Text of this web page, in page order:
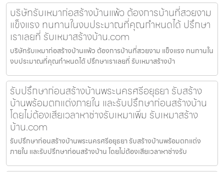
บริษัทรับเหมาก่อสร้างบ้านแพ้ว ต้องการบ้านที่สวยงาม
แข็งแรง ทนทานในงบประมาณที่คุณกำหนดได้ ปรึกษา
เราเลยที่ รับเหมาสร้างบ้าน.com
บริษัทรับเหมาก่อสร้างบ้านแพ้ว ต้องการบ้านที่สวยงาม แข็งแรง ทนทานใน
งบประมาณที่คุณกำหนดได้ ปรึกษาเราเลยที่ รับเหมาสร้างบ้า
รับปรึกษาก่อนสร้างบ้านพระนครศรีอยุธยา รับสร้าง
บ้านพร้อมตกแต่งภายใน และรับปรึกษาก่อนสร้างบ้าน
โดยไม่ต้องเสียเวลาหาช่างรับเหมาเพิ่ม รับเหมาสร้าง
บ้าน.com
รับปรึกษาก่อนสร้างบ้านพระนครศรีอยุธยา รับสร้างบ้านพร้อมตกแต่ง
ภายใน และรับปรึกษาก่อนสร้างบ้าน โดยไม่ต้องเสียเวลาหาช่างรับ